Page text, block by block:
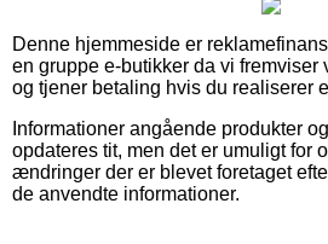
Denne hjemmeside er
en gruppe e-butikker da vi fremviser
og tjener betaling hvis du realiserer
Informationer angående produkter
opdateres tit, men det er umuligt for
ændringer der er blevet foretaget
de anvendte informationer.